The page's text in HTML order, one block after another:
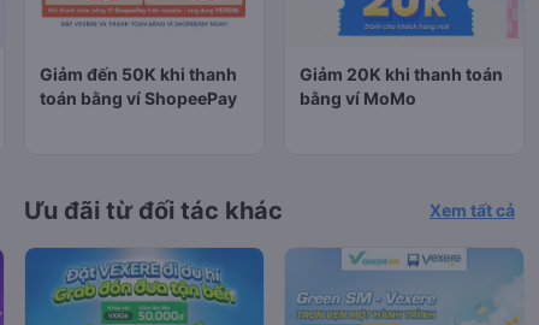
Giảm đến 50K khi thanh
toán bằng ví ShopeePay
Giảm 20K khi thanh toán
bằng ví MoMo
Ưu đãi từ đối tác khác Xem tất cả